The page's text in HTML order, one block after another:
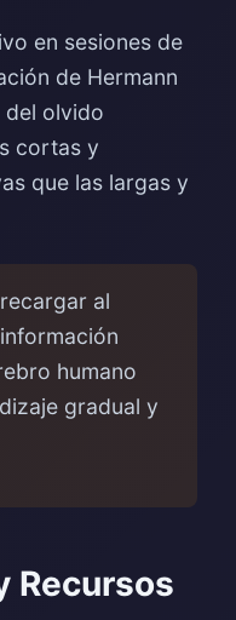
en sesiones de
de Hermann
del olvido
cortas y
que las largas y
al
humano
gradual y
Recursos